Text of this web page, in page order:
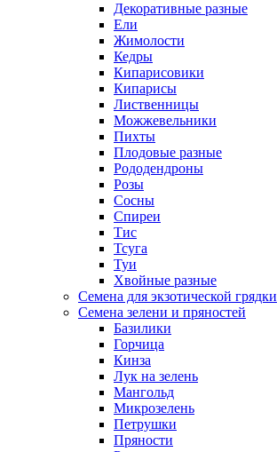
Декоративные разные
Ели
Жимолости
Кедры
Кипарисовики
Кипарисы
Лиственницы
Можжевельники
Пихты
Плодовые разные
Рододендроны
Розы
Сосны
Спиреи
Тис
Тсуга
Туи
Хвойные разные
Семена для экзотической грядки
Семена зелени и пряностей
Базилики
Горчица
Кинза
Лук на зелень
Мангольд
Микрозелень
Петрушки
Пряности